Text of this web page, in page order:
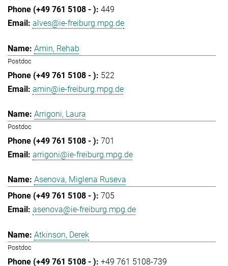
449
alves@ie-freiburg.mpg.de
Amin, Rehab
Postdoc
522
amin@ie-freiburg.mpg.de
Arrigoni, Laura
Postdoc
701
arrigoni@ie-freiburg.mpg.de
Asenova, Miglena Ruseva
705
asenova@ie-freiburg.mpg.de
Atkinson, Derek
Postdoc
+49 761 5108-739